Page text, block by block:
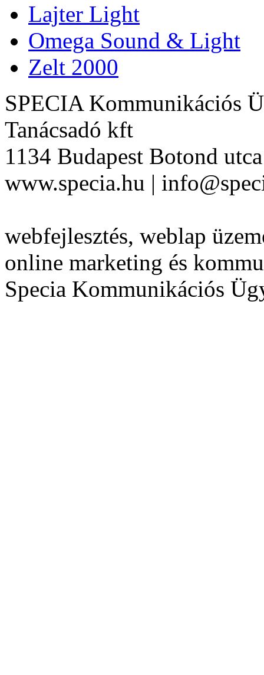
Lajter Light
Omega Sound & Light
Zelt 2000
SPECIA Kommunikációs
Tanácsadó kft
1134 Budapest Botond
www.specia.hu |
webfejlesztés, weblap
online marketing és
Specia Kommunikációs